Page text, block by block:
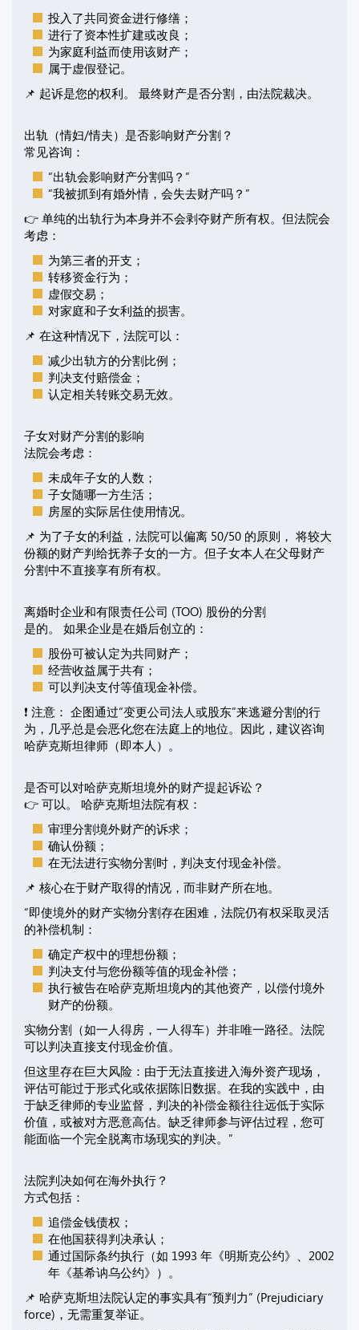
投入了共同资金进行修缮；
进行了资本性扩建或改良；
为家庭利益而使用该财产；
属于虚假登记。
📌 起诉是您的权利。 最终财产是否分割，由法院裁决。
出轨（情妇/情夫）是否影响财产分割？
常见咨询：
“出轨会影响财产分割吗？”
“我被抓到有婚外情，会失去财产吗？”
👉 单纯的出轨行为本身并不会剥夺财产所有权。但法院会
考虑：
为第三者的开支；
转移资金行为；
虚假交易；
对家庭和子女利益的损害。
📌 在这种情况下，法院可以：
减少出轨方的分割比例；
判决支付赔偿金；
认定相关转账交易无效。
子女对财产分割的影响
法院会考虑：
未成年子女的人数；
子女随哪一方生活；
房屋的实际居住使用情况。
📌 为了子女的利益，法院可以偏离 50/50 的原则， 将较大
份额的财产判给抚养子女的一方。但子女本人在父母财产
分割中不直接享有所有权。
离婚时企业和有限责任公司 (TOO) 股份的分割
是的。 如果企业是在婚后创立的：
股份可被认定为共同财产；
经营收益属于共有；
可以判决支付等值现金补偿。
❗ 注意： 企图通过“变更公司法人或股东”来逃避分割的行
为，几乎总是会恶化您在法庭上的地位。因此，建议咨询
哈萨克斯坦律师（即本人）。
是否可以对哈萨克斯坦境外的财产提起诉讼？
👉 可以。 哈萨克斯坦法院有权：
审理分割境外财产的诉求；
确认份额；
在无法进行实物分割时，判决支付现金补偿。
📌 核心在于财产取得的情况，而非财产所在地。
“即使境外的财产实物分割存在困难，法院仍有权采取灵活
的补偿机制：
确定产权中的理想份额；
判决支付与您份额等值的现金补偿；
执行被告在哈萨克斯坦境内的其他资产，以偿付境外
财产的份额。
实物分割（如一人得房，一人得车）并非唯一路径。法院
可以判决直接支付现金价值。
但这里存在巨大风险：由于无法直接进入海外资产现场，
评估可能过于形式化或依据陈旧数据。在我的实践中，由
于缺乏律师的专业监督，判决的补偿金额往往远低于实际
价值，或被对方恶意高估。缺乏律师参与评估过程，您可
能面临一个完全脱离市场现实的判决。”
法院判决如何在海外执行？
方式包括：
追偿金钱债权；
在他国获得判决承认；
通过国际条约执行（如 1993 年《明斯克公约》、2002
年《基希讷乌公约》）。
📌 哈萨克斯坦法院认定的事实具有“预判力” (Prejudiciary
force)，无需重复举证。